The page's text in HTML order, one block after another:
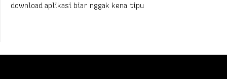
download aplikasi biar nggak kena tipu